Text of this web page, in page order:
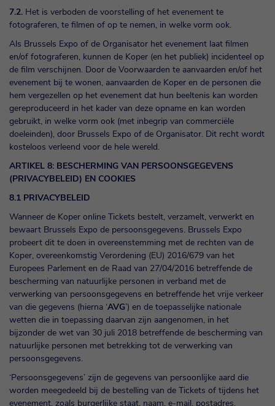
7.2. Het is verboden de voorstelling of het evenement te
fotograferen, te filmen of op te nemen, in welke vorm ook.
Als Brussels Expo of de Organisator het evenement laat filmen
en/of fotograferen, kunnen de Koper (en het publiek) incidenteel op
de film verschijnen. Door de Voorwaarden te aanvaarden en/of het
evenement bij te wonen, aanvaarden de Koper en de personen die
hem vergezellen op het evenement dat hun beeltenis kan worden
gereproduceerd in het kader van deze opname en kan worden
gebruikt, in welke vorm ook (met inbegrip van commerciële
doeleinden), door Brussels Expo of de Organisator. Dit recht wordt
kosteloos verleend voor de hele wereld.
ARTIKEL 8: BESCHERMING VAN PERSOONSGEGEVENS
(PRIVACYBELEID) EN COOKIES
8.1 PRIVACYBELEID
Wanneer de Koper online Tickets bestelt, verzamelt, verwerkt en
bewaart Brussels Expo de persoonsgegevens. Brussels Expo
probeert dit te doen in overeenstemming met de rechten van de
Koper, overeenkomstig Verordening (EU) 2016/679 van het
Europees Parlement en de Raad van 27/04/2016 betreffende de
bescherming van natuurlijke personen in verband met de
verwerking van persoonsgegevens en betreffende het vrije verkeer
van die gegevens (hierna ‘AVG’) en de toepasselijke nationale
wetten die in toepassing daarvan zijn aangenomen, in het
bijzonder de wet van 30 juli 2018 betreffende de bescherming van
natuurlijke personen met betrekking tot de verwerking van
persoonsgegevens.
‘Persoonsgegevens’ zijn de gegevens van persoonlijke aard die
worden meegedeeld bij de bestelling van de Tickets of tijdens het
evenement, zoals burgerlijke staat, naam, e-mail, postadres,